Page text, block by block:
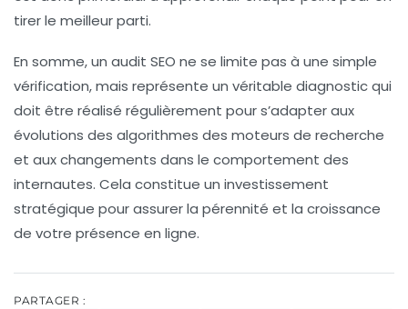
tirer le meilleur parti.
En somme, un audit SEO ne se limite pas à une simple
vérification, mais représente un véritable diagnostic qui
doit être réalisé régulièrement pour s’adapter aux
évolutions des algorithmes des moteurs de recherche
et aux changements dans le comportement des
internautes. Cela constitue un investissement
stratégique pour assurer la pérennité et la croissance
de votre présence en ligne.
PARTAGER :